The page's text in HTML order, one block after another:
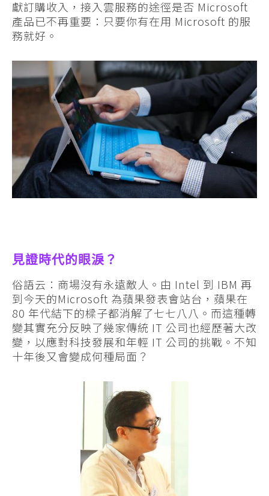
獻訂購收入，接入雲服務的途徑是否 Microsoft
產品已不再重要：只要你有在用 Microsoft 的服
務就好。
見證時代的眼淚？
俗語云：商場沒有永遠敵人。由 Intel 到 IBM 再
到今天的Microsoft 為蘋果發表會站台，蘋果在
80 年代結下的樑子都消解了七七八八。而這種轉
變其實充分反映了幾家傳統 IT 公司也經歷著大改
變，以應對科技發展和年輕 IT 公司的挑戰。不知
十年後又會變成何種局面？